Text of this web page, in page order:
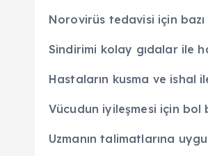
Norovirüs tedavisi için
Sindirimi kolay gıdalar ile
Hastaların kusma ve ishal
Vücudun iyileşmesi için bol
Uzmanın talimatlarına